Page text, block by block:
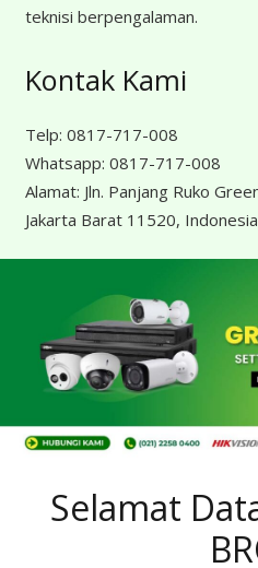
teknisi berpengalaman.
Kontak Kami
Telp: 0817-717-008
Whatsapp: 0817-717-008
Alamat: Jln. Panjang Ruko
Jakarta Barat 11520, Indonesia
Selamat